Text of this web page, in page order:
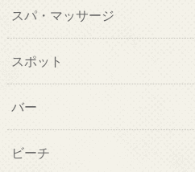
スパ・マッサージ
スポット
バー
ビーチ